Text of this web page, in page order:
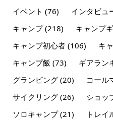
イベント (76) インタビュ
キャンプ(218) キャンプ
キャンプ初心者(106) キ
キャンプ飯 (73) ギアラン
グランピング(20) コール
サイクリング(26) ショッ
ソロキャンプ(21) トレイ